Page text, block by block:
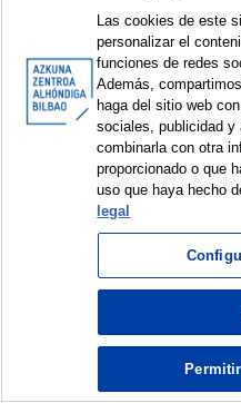
Have you forgotten your
© Azkuna Zentroa - Alhóndiga
Las cookies de este
personalizar el
funciones de redes
Además,
haga del sitio web
sociales, publicidad y
combinarla con otra
proporcionado o que
uso que haya hecho
legal